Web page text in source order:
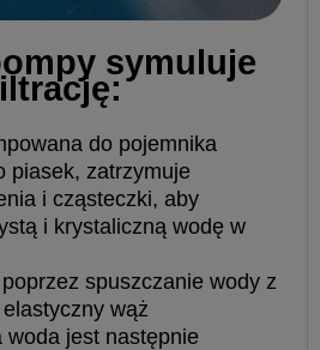
symuluje
do pojemnika
piasek, zatrzymuje
i cząsteczki, aby
i krystaliczną wodę w
poprzez spuszczanie wody z
wąż
woda jest następnie